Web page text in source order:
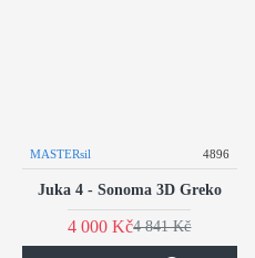
MASTERsil 4896
Juka 4 - Sonoma 3D Greko
4 000 Kč4 841 Kč